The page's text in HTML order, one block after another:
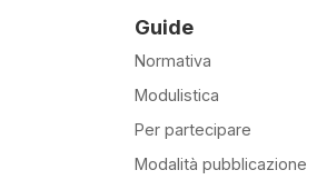
Guide
Normativa
Modulistica
Per partecipare
Modalità pubblicazione